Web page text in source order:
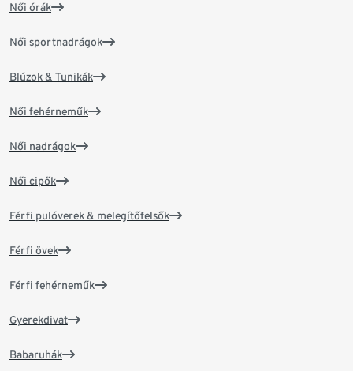
Női órák
Női sportnadrágok
Blúzok & Tunikák
Női fehérneműk
Női nadrágok
Női cipők
Férfi pulóverek & melegítőfelsők
Férfi övek
Férfi fehérneműk
Gyerekdivat
Babaruhák